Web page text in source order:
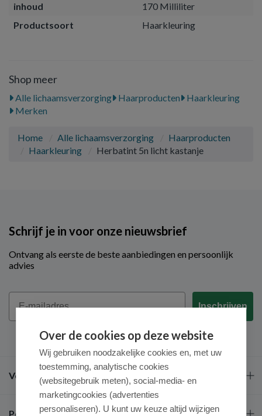
inhoud
170 Milliliter
Productsoort
Haarkleuring
Shop meer
Alle lichaamsverzorging Haarproducten
Haarkleuring
Merken
Home Alle lichaamsverzorging
Haarproducten
Haarkleuring
Herbatint 5n licht kastanje
Schrijf je in voor onze nieuwsbrief
Ontvang als eerste de beste aanbiedingen en persoonlijk
advies
Email
Inschrijven
Veel gestelde vragen
Populaire merken
Over de cookies op deze website
Wij gebruiken noodzakelijke cookies en, met uw
toestemming, analytische cookies
(websitegebruik meten), social-media- en
marketingcookies (advertenties
personaliseren). U kunt uw keuze altijd wijzigen